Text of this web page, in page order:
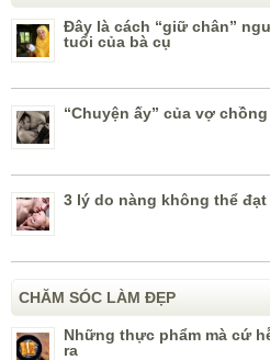
Đây là cách “giữ chân”
tuổi của bà cụ
“Chuyện ấy” của vợ
3 lý do nàng không thể đạt
CHĂM SÓC LÀM ĐẸP
Những thực phẩm mà cứ
ra